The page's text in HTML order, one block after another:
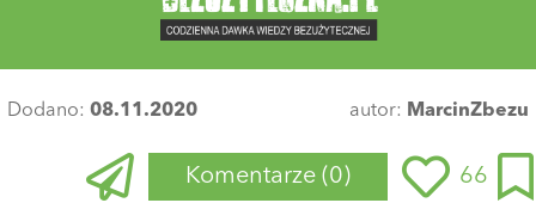
Dodano: 08.11.2020 autor: MarcinZbezu
Komentarze (0) 66